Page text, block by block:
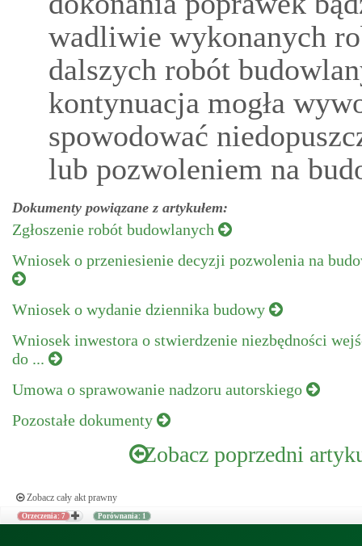
wadliwie wykonanych
dalszych robót
kontynuacja mogła
spowodować
lub pozwoleniem na
Dokumenty powiązane z artykułem:
Zgłoszenie robót budowlanych
Wniosek o przeniesienie decyzji pozwolenia na
Wniosek o wydanie dziennika budowy
Wniosek inwestora o stwierdzenie niezbędności
do ...
Umowa o sprawowanie nadzoru autorskiego
Pozostałe dokumenty
Zobacz poprzedni
Zobacz cały akt prawny
Orzeczenia: 7 Porównania: 1